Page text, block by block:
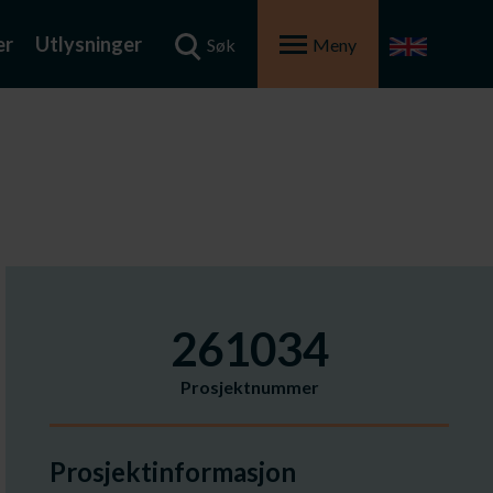
Utlysninger Søk Meny
261034
Prosjektnummer
Prosjektinformasjon